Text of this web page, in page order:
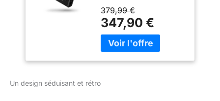
l'impression, 10 x
objectifs et 10 x effets de
pellicule Caractéristiques
: modeangle, mode
379,99 €
347,90 €
Un design séduisant et rétro